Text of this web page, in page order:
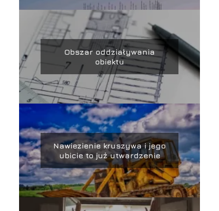
Obszar oddziaływania
obiektu
Nawiezienie kruszywa i jego
ubicie to już utwardzenie